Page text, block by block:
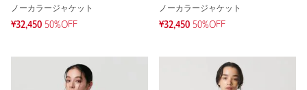
ノーカラージャケット
¥32,450 50%OFF
ノーカラージャケット
¥32,450 50%OFF